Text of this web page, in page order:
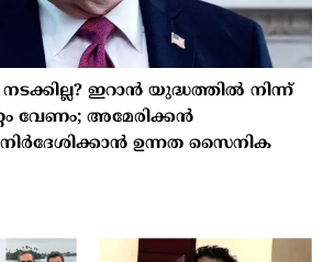
നടക്കില്ല? ഇറാൻ യുദ്ധത്തിൽ നിന്ന്
വേണം; അമേരിക്കൻ
നിർദേശിക്കാൻ ഉന്നത സൈനിക